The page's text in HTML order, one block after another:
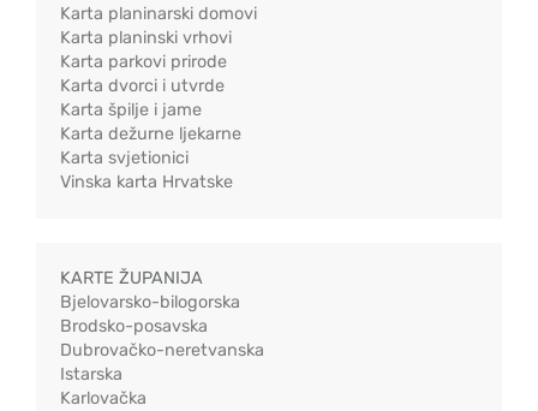
Karta planinarski domovi
Karta planinski vrhovi
Karta parkovi prirode
Karta dvorci i utvrde
Karta špilje i jame
Karta dežurne ljekarne
Karta svjetionici
Vinska karta Hrvatske
KARTE ŽUPANIJA
Bjelovarsko-bilogorska
Brodsko-posavska
Dubrovačko-neretvanska
Istarska
Karlovačka